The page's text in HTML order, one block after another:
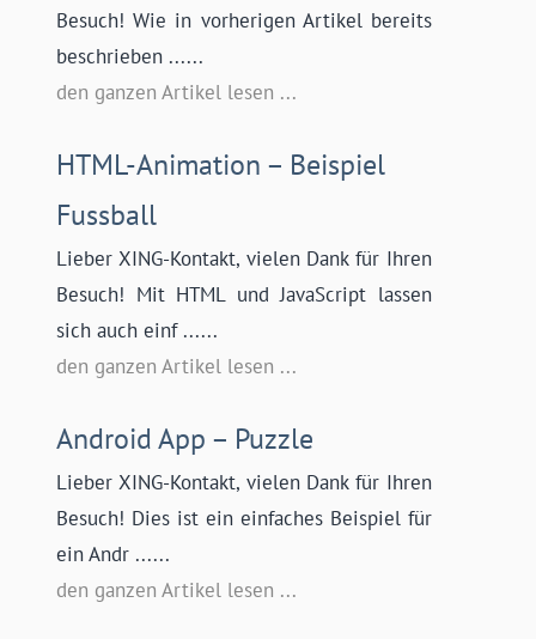
Besuch! Wie in vorherigen Artikel bereits
beschrieben ......
den ganzen Artikel lesen ...
HTML-Animation – Beispiel
Fussball
Lieber XING-Kontakt, vielen Dank für Ihren
Besuch! Mit HTML und JavaScript lassen
sich auch einf ......
den ganzen Artikel lesen ...
Android App – Puzzle
Lieber XING-Kontakt, vielen Dank für Ihren
Besuch! Dies ist ein einfaches Beispiel für
ein Andr ......
den ganzen Artikel lesen ...